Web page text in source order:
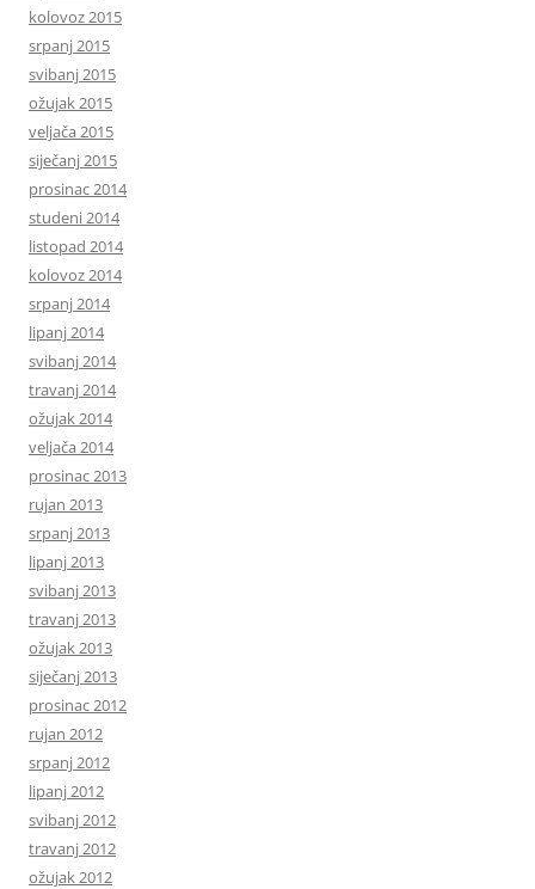
kolovoz 2015
srpanj 2015
svibanj 2015
ožujak 2015
veljača 2015
siječanj 2015
prosinac 2014
studeni 2014
listopad 2014
kolovoz 2014
srpanj 2014
lipanj 2014
svibanj 2014
travanj 2014
ožujak 2014
veljača 2014
prosinac 2013
rujan 2013
srpanj 2013
lipanj 2013
svibanj 2013
travanj 2013
ožujak 2013
siječanj 2013
prosinac 2012
rujan 2012
srpanj 2012
lipanj 2012
svibanj 2012
travanj 2012
ožujak 2012